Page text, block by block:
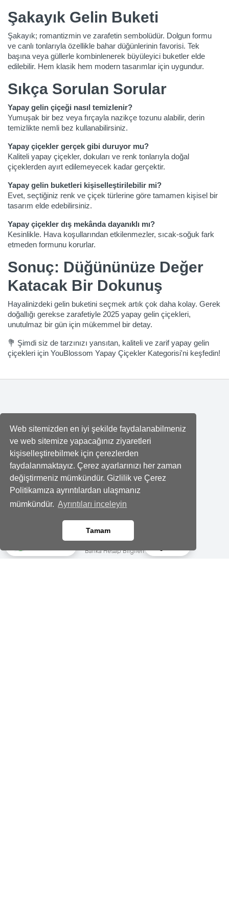
Web sitemizden en iyi şekilde faydalanabilmeniz
ve web sitemize yapacağınız ziyaretleri
kişiselleştirebilmek için çerezlerden
faydalanmaktayız. Çerez ayarlarınızı her zaman
değiştirmeniz mümkündür. Gizlilik ve Çerez
Politikamıza ayrıntılardan ulaşmanız
mümkündür. Ayrıntıları inceleyin
Tamam
Şakayık Gelin Buketi
Şakayık; romantizmin ve zarafetin sembolüdür. Dolgun formu
ve canlı tonlarıyla özellikle bahar düğünlerinin favorisi. Tek
başına veya güllerle kombinlenerek büyüleyici buketler elde
edilebilir. Hem klasik hem modern tasarımlar için uygundur.
Sıkça Sorulan Sorular
Yapay gelin çiçeği nasıl temizlenir?
Yumuşak bir bez veya fırçayla nazikçe tozunu alabilir, derin
temizlikte nemli bez kullanabilirsiniz.
Yapay çiçekler gerçek gibi duruyor mu?
Kaliteli yapay çiçekler, dokuları ve renk tonlarıyla doğal
çiçeklerden ayırt edilemeyecek kadar gerçektir.
Yapay gelin buketleri kişiselleştirilebilir mi?
Evet, seçtiğiniz renk ve çiçek türlerine göre tamamen kişisel bir
tasarım elde edebilirsiniz.
Yapay çiçekler dış mekânda dayanıklı mı?
Kesinlikle. Hava koşullarından etkilenmezler, sıcak-soğuk fark
etmeden formunu korurlar.
Sonuç: Düğününüze Değer
Katacak Bir Dokunuş
Hayalinizdeki gelin buketini seçmek artık çok daha kolay. Gerek
doğallığı gerekse zarafetiyle 2025 yapay gelin çiçekleri,
unutulmaz bir gün için mükemmel bir detay.
💐 Şimdi siz de tarzınızı yansıtan, kaliteli ve zarif yapay gelin
çiçekleri için YouBlossom Yapay Çiçekler Kategorisi'ni keşfedin!
Facebook
Instagram
Twitter
Youtube
Kurumsal
Banka Hesap Bilgileri